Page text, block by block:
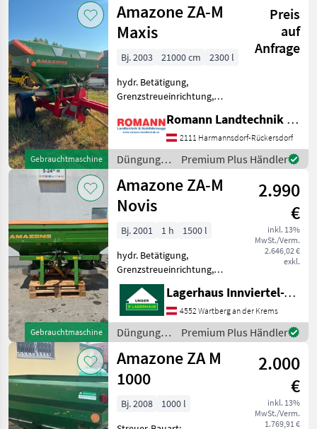
Gebrauchtmaschine
Amazone ZA-M
Maxis
Preis
auf
Anfrage
Bj. 2003 21000 cm
2300 l
hydr. Betätigung,
Grenzstreueinrichtung,
Zweischeibenstreuer
Folgende Ausstattung:
Zweischeiben Streuer
Waagen mit 38mm
Anhängung
Zapfwellendurchtrieb
Romann Landtechnik & Nutzfahrzeuge e.U.
2111 Harmannsdorf-Rückersdorf
Düngung
und
Beregnung
/ Amazone
Premium Plus Händler
Gebrauchtmaschine
Amazone ZA-M
Novis
2.990
€
inkl. 13%
MwSt./Verm.
2.646,02 €
exkl.
Bj. 2001 1 h
1500 l
hydr. Betätigung,
Grenzstreueinrichtung,
Streumengenverstellung
+Grenzstreueinrichtung +
Aufatz + Plane
+hydraulische
Schieberbetätigung
+Beleuchtung Düngu
Lagerhaus Innviertel-Traunviertel-Urfahr eGen, Wartberg/Krems
4552 Wartberg an der Krems
Düngung
und
Beregnung
/ Amazone
Premium Plus Händler
Amazone ZA M
1000
2.000
€
inkl. 13%
MwSt./Verm.
1.769,91 €
Bj. 2008
1000 l